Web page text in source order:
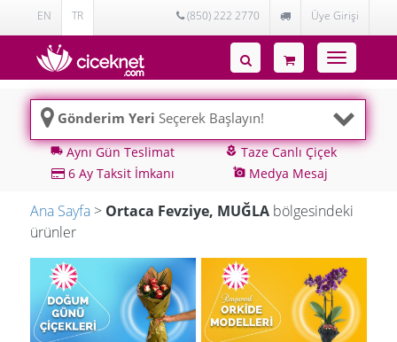
EN TR (850) 222 2770 Üye Girişi
Toggle
navigation
Gönderim Yeri Seçerek Başlayın!
local_shippingAynı Gün Teslimat local_floristTaze Canlı Çiçek
6 Ay Taksit İmkanı
add_a_photo Medya Mesaj
Ana Sayfa > Ortaca Fevziye, MUĞLA bölgesindeki
ürünler